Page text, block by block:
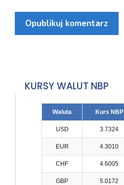
KURSY WALUT NBP
Waluta Kurs NBP
USD 3.7324
EUR 4.3010
CHF 4.6005
GBP 5.0172